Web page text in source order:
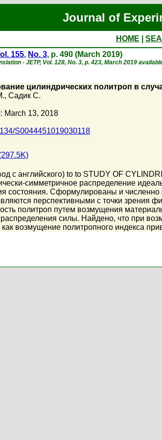
Journal of
HOME
155, No. 3, p. 490 (March 2019)
- JETP, Vol. 128, No. 3, p. 423, March 2019
цилиндрических политроп в
, Садик С.
March 13, 2018
S0044451019030118
с английского) to to STUDY OF
симметричное распределение
состояния. Сформулированы и
перспективными с точки зрения
политроп путем возмущения
силы. Найдено, что при
возмущение политропного индекса